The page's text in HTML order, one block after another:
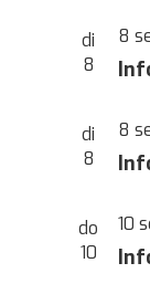
di
8
8
di
8
8
do
10
10